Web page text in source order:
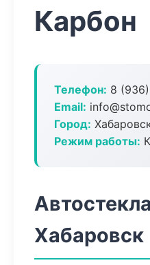
Карбон
Телефон: 8
Email:
Город:
Режим работы:
Хабаровск